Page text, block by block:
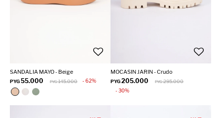
SANDALIA MAYO - Beige
PYG55.000 PYG 145.000 62
MOCASIN JARIN - Crudo
PYG205.000 PYG 295.000
30